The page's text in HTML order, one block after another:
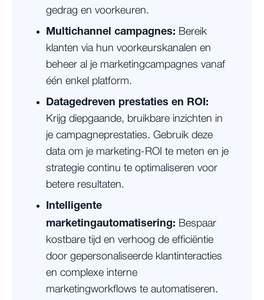
gedrag en voorkeuren.
Multichannel campagnes: Bereik
klanten via hun voorkeurskanalen en
beheer al je marketingcampagnes vanaf
één enkel platform.
Datagedreven prestaties en ROI:
Krijg diepgaande, bruikbare inzichten in
je campagneprestaties. Gebruik deze
data om je marketing-ROI te meten en je
strategie continu te optimaliseren voor
betere resultaten.
Intelligente
marketingautomatisering: Bespaar
kostbare tijd en verhoog de efficiëntie
door gepersonaliseerde klantinteracties
en complexe interne
marketingworkflows te automatiseren.